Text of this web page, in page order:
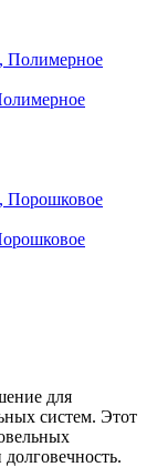
для
систем. Этот